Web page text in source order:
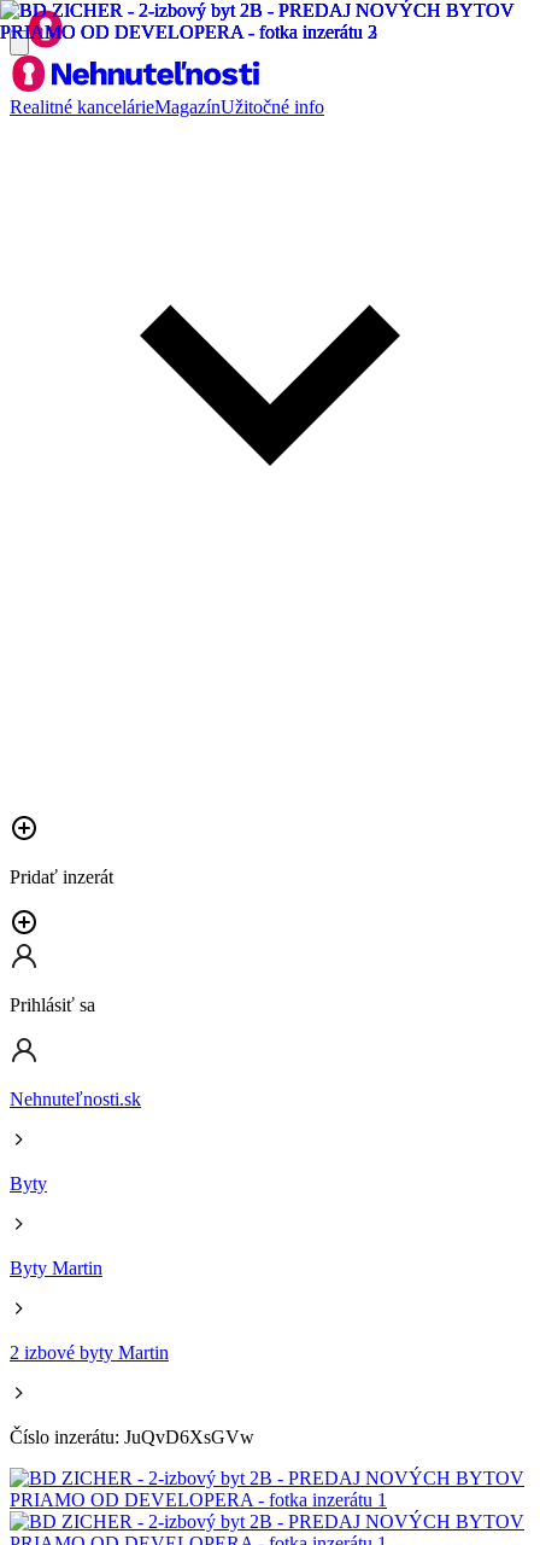
Realitné kancelárieMagazínUžitočné info
Pridať inzerát
Prihlásiť sa
Nehnuteľnosti.sk
Byty
Byty Martin
2 izbové byty Martin
Číslo inzerátu: JuQvD6XsGVw